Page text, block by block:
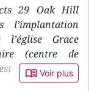
29 Oak Hill
l’implantation
l’église Grace
(centre de
aussi l’auteur
Il est marié et
book_open Voir plus